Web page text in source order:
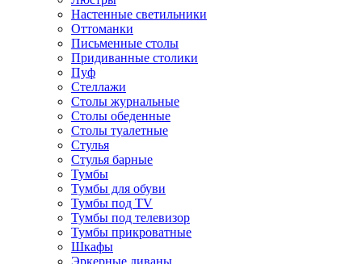
Настенные светильники
Оттоманки
Письменные столы
Придиванные столики
Пуф
Стеллажи
Столы журнальные
Столы обеденные
Столы туалетные
Стулья
Стулья барные
Тумбы
Тумбы для обуви
Тумбы под TV
Тумбы под телевизор
Тумбы прикроватные
Шкафы
Эркерные диваны